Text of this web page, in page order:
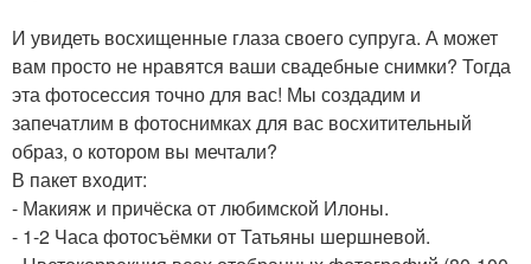
И увидеть восхищенные глаза своего супруга. А может
вам просто не нравятся ваши свадебные снимки? Тогда
эта фотосессия точно для вас! Мы создадим и
запечатлим в фотоснимках для вас восхитительный
образ, о котором вы мечтали?
В пакет входит:
- Макияж и причёска от любимской Илоны.
- 1-2 Часа фотосъёмки от Татьяны шершневой.